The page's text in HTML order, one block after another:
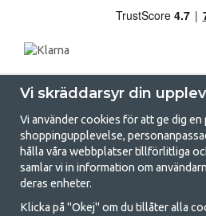
GetCamping.se - Din
och
Vi skräddarsyr din
Vi använder cookies för att ge dig en
shoppingupplevelse,
hålla våra webbplatser tillförlitliga
samlar vi in information om
deras enheter.
Klicka på "Okej" om du tillåter alla